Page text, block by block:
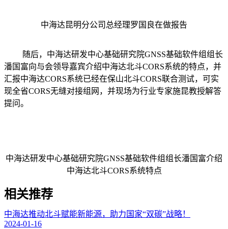
中海达昆明分公司总经理罗国良在做报告
随后，中海达研发中心基础研究院GNSS基础软件组组长
潘国富向与会领导嘉宾介绍中海达北斗CORS系统的特点，并
汇报中海达CORS系统已经在保山北斗CORS联合测试，可实
现全省CORS无缝对接组网，并现场为行业专家施昆教授解答
提问。
中海达研发中心基础研究院GNSS基础软件组组长潘国富介绍
中海达北斗CORS系统特点
相关推荐
中海达推动北斗赋能新能源，助力国家“双碳”战略！
2024-01-16